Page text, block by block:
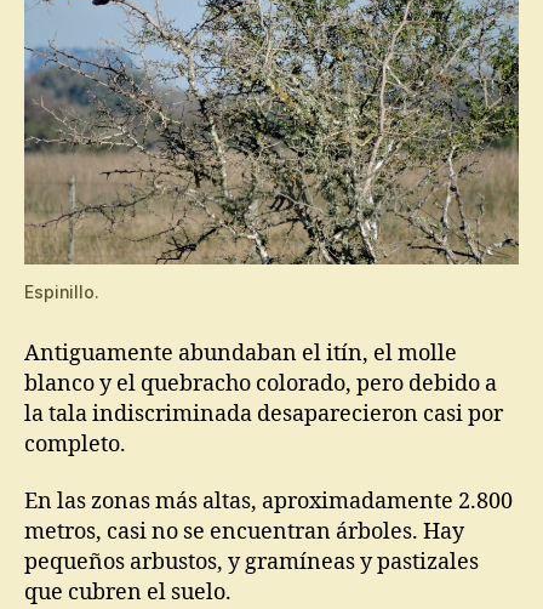
Espinillo.
Antiguamente abundaban el itín, el molle
blanco y el quebracho colorado, pero debido a
la tala indiscriminada desaparecieron casi por
completo.
En las zonas más altas, aproximadamente 2.800
metros, casi no se encuentran árboles. Hay
pequeños arbustos, y gramíneas y pastizales
que cubren el suelo.